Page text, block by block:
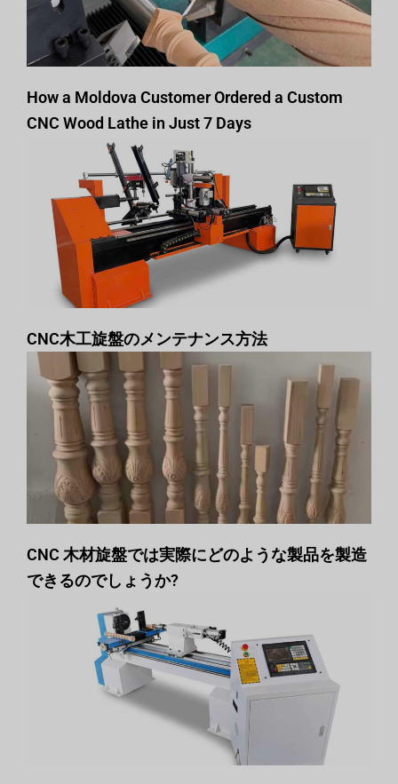
How a Moldova Customer Ordered a Custom
CNC Wood Lathe in Just 7 Days
CNC木工旋盤のメンテナンス方法
CNC 木材旋盤では実際にどのような製品を製造
できるのでしょうか?